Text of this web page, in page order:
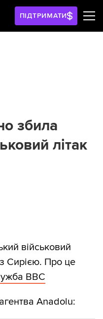
ПІДТРИМАТИ
збила
літак
військовий
Сирією. Про це
ВВС
Anadolu: